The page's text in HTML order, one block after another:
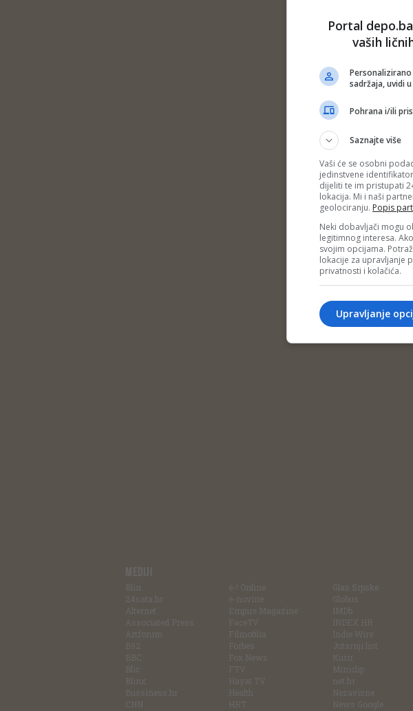
MEDIJI
Blin
24sata.hr
Alternet
Associated Press
Artforum
B92
BBC
Blic
Blinx
Bussiness.hr
CNN
e-! Online
e-novine
Empire Magazine
FaceTV
Filmofilia
Forbes
Fox News
FTV
Hayat TV
Health
HRT
Glas Srpske
Globus
IMDb
INDEX.HR
Indie Wire
Jutarnji list
Kurir
Miniclip
net.hr
Nezavisne
News Google
Portal
vaših
sadržaja, uvidi
Pohrana i/ili
Saznajte više
Vaši će se osobni
jedinstvene
dijeliti te im pristupati
lokacija. Mi i naši
geolociranju. Popis
Neki dobavljači mogu
legitimnog interesa.
svojim opcijama.
lokacije za upravljanje
privatnosti i kolačića.
Upravljanje